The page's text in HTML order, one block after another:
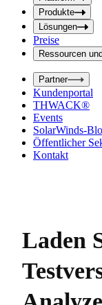
f
e
l
d
e
i
n
g
a
b
e
Produkte
Lösungen
Preise
Ressourcen
Partner
Kundenportal
THWACK®
Events
SolarWinds-
Öffentlicher
Kontakt
Laden